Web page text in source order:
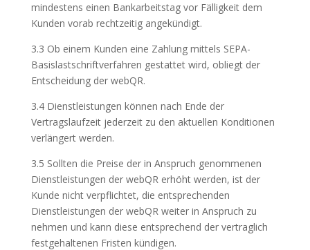
mindestens einen Bankarbeitstag vor Fälligkeit dem
Kunden vorab rechtzeitig angekündigt.
3.3 Ob einem Kunden eine Zahlung mittels SEPA-
Basislastschriftverfahren gestattet wird, obliegt der
Entscheidung der webQR.
3.4 Dienstleistungen können nach Ende der
Vertragslaufzeit jederzeit zu den aktuellen Konditionen
verlängert werden.
3.5 Sollten die Preise der in Anspruch genommenen
Dienstleistungen der webQR erhöht werden, ist der
Kunde nicht verpflichtet, die entsprechenden
Dienstleistungen der webQR weiter in Anspruch zu
nehmen und kann diese entsprechend der vertraglich
festgehaltenen Fristen kündigen.